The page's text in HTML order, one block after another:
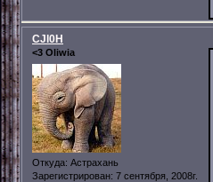
CJl0H
<3 Oliwia
Откуда: Астрахань
Зарегистрирован: 7 сентября, 2008г.